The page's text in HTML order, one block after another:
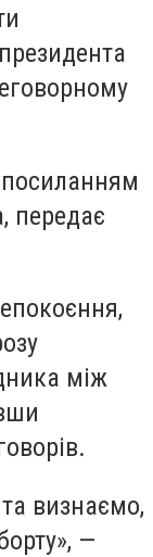
передає
між
визнаємо,
—